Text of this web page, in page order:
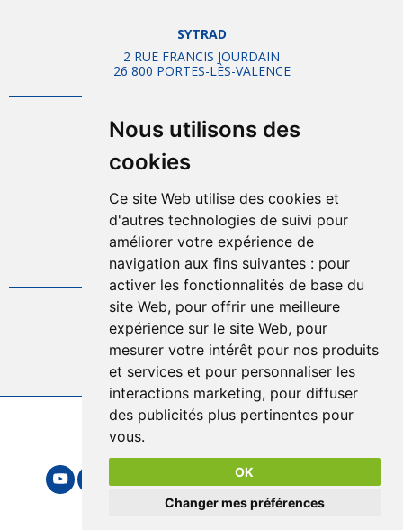
Nous utilisons des
cookies
Ce site Web utilise des cookies et
d'autres technologies de suivi pour
améliorer votre expérience de
navigation aux fins suivantes : pour
activer les fonctionnalités de base du
site Web, pour offrir une meilleure
expérience sur le site Web, pour
mesurer votre intérêt pour nos produits
et services et pour personnaliser les
interactions marketing, pour diffuser
des publicités plus pertinentes pour
vous.
OK
Changer mes préférences
SYTRAD
2 RUE FRANCIS JOURDAIN
26 800 PORTES-LÈS-VALENCE
Mentions légales
Plan d'accès
Offres d'emplois
Politique de confidentialité
Gestion des cookies
FAQ
04.75.57.80.00
Contact
2026 © Sytrad